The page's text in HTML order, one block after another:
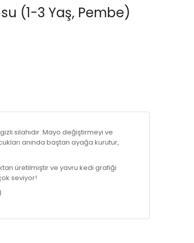
(1-3 Yaş, Pembe)
silahıdır. Mayo değiştirmeyi ve
anında baştan ayağa kurutur,
üretilmiştir ve yavru kedi grafiği
seviyor!